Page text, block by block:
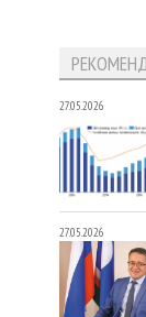
27.05.2026
27.05.2026